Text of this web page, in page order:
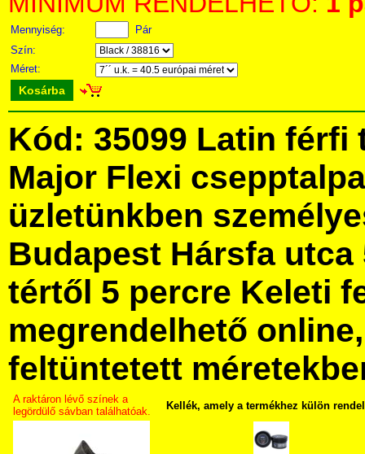
Mennyiség:
Pár
Szín:
Méret:
Kosárba
Kód: 35099 Latin férfi
Major Flexi
üzletünkben
Budapest Hársfa utca
tértől 5 percre Keleti
megrendelhető
feltüntetett
A raktáron lévő színek a
legördülő sávban találhatóak.
Kellék, amely a termékhez külön